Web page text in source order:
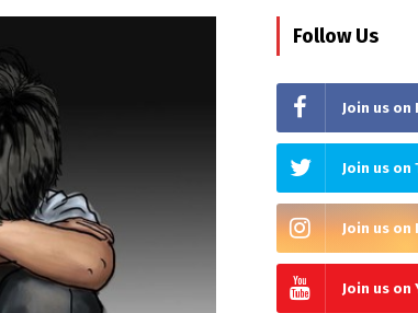
Follow Us
Join us on
Join us on
Join us on
Join us on